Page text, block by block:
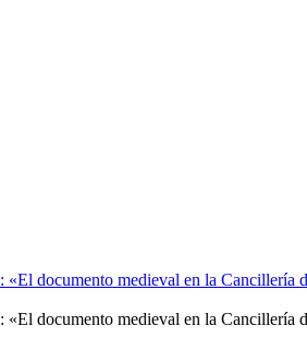
«El documento medieval en la Cancillería
«El documento medieval en la Cancillería